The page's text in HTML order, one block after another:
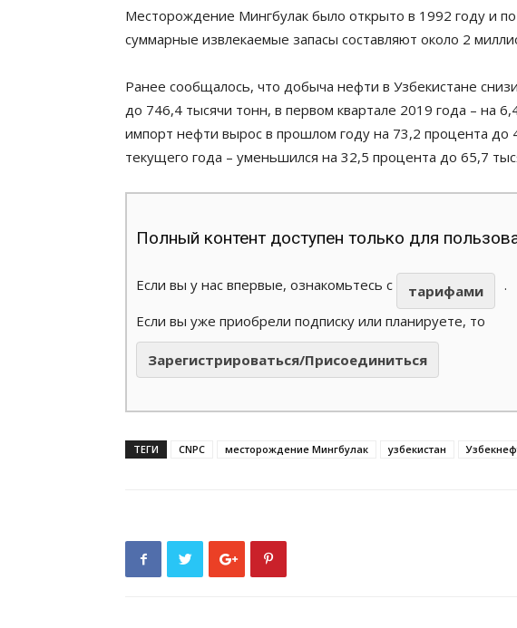
Месторождение Мингбулак было открыто в 1992 году и
суммарные извлекаемые запасы составляют около 2
Ранее сообщалось, что добыча нефти в Узбекистане
до 746,4 тысячи тонн, в первом квартале 2019 года – на
импорт нефти вырос в прошлом году на 73,2 процента до
текущего года – уменьшился на 32,5 процента до 65,7
Полный контент доступен только для
Если вы у нас впервые, ознакомьтесь с тарифами
.
Если вы уже приобрели подписку или планируете, то
Зарегистрироваться/Присоединиться
ТЕГИ CNPC месторождение Мингбулак узбекистан